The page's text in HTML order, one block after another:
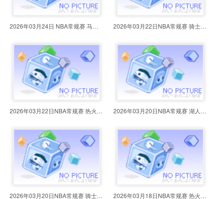
2026年03月24日 NBA常规赛 马刺vs 2026年03月22日NBA常规赛 骑士vs鹈
2026年03月22日NBA常规赛 热火vs火 2026年03月20日NBA常规赛 湖人vs热
2026年03月20日NBA常规赛 骑士vs公 2026年03月18日NBA常规赛 热火vs黄